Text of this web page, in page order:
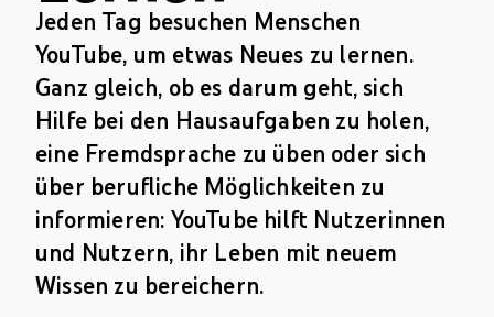
Jeden Tag besuchen Menschen
YouTube, um etwas Neues zu lernen.
Ganz gleich, ob es darum geht, sich
Hilfe bei den Hausaufgaben zu holen,
eine Fremdsprache zu üben oder sich
über berufliche Möglichkeiten zu
informieren: YouTube hilft Nutzerinnen
und Nutzern, ihr Leben mit neuem
Wissen zu bereichern.